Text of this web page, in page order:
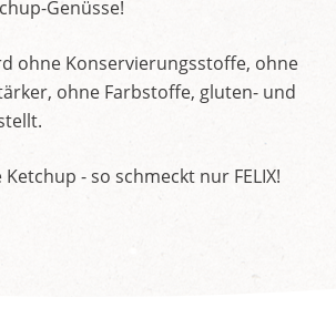
Genüsse!
ohne Konservierungsstoffe, ohne
ohne Farbstoffe, gluten- und
- so schmeckt nur FELIX!